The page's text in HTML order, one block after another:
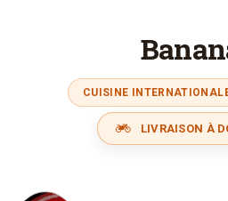
CUISINE
LIVRAISON À